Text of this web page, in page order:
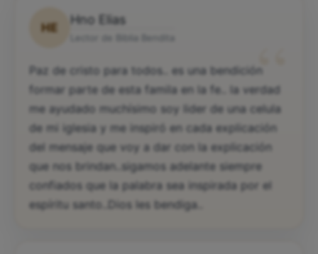
HE
Hno Elias
“
Paz de cristo para todos.. es una bendición
formar parte de esta famila en la fe.. la verdad
me ayudado muchísimo soy lider de una celula
de mi iglesia y me inspiró en cada explicación
del mensaje que voy a dar con la explicación
que nos brindan..sigamos adelante siempre
confiados que la palabra sea inspirada por el
espíritu santo..Dios les bendiga..